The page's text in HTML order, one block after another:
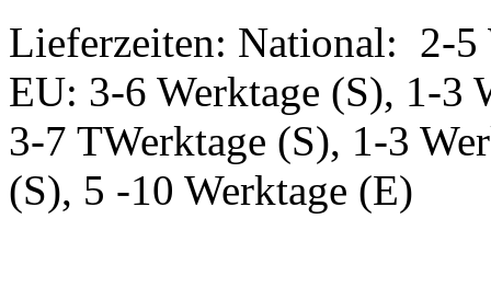
Lieferzeiten: National: 2-5
EU: 3-6 Werktage (S), 1-3
3-7 TWerktage (S), 1-3
(S), 5 -10 Werktage (E)